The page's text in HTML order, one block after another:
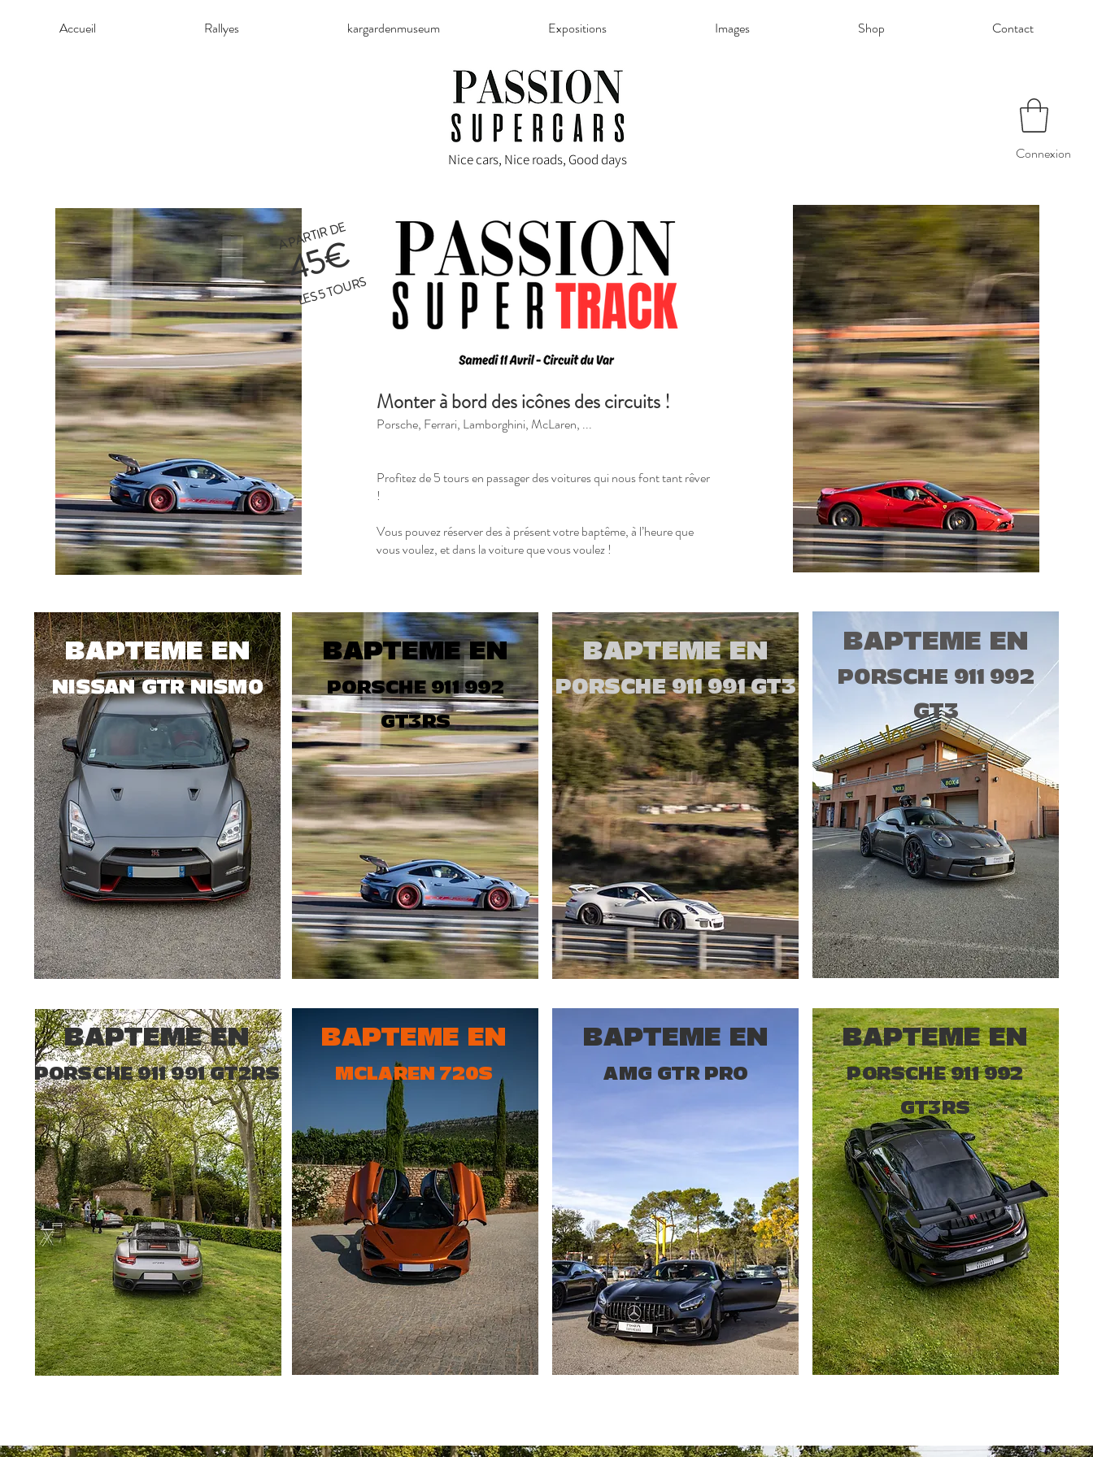
Accueil Rallyes kargardenmuseum Expositions Images Shop Contact
Connexion
Nice cars, Nice roads, Good days
A PARTIR DE
45€
LES 5 TOURS
Monter à bord des icônes des circuits !
Porsche, Ferrari, Lamborghini, McLaren, ...
Profitez de 5 tours en passager des voitures qui nous font tant rêver
!
Vous pouvez réserver des à présent votre baptême, à l’heure que
vous voulez, et dans la voiture que vous voulez !
BAPTEME EN
NISSAN GTR NISMO
BAPTEME EN
PORSCHE 911 992
GT3RS
BAPTEME EN
PORSCHE 911 991 GT3
BAPTEME EN
PORSCHE 911 992
GT3
BAPTEME EN
PORSCHE 911 991 GT2RS
BAPTEME EN
MCLAREN 720S
BAPTEME EN
AMG GTR PRO
BAPTEME EN
PORSCHE 911 992
GT3RS